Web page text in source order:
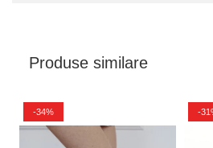
Produse similare
-34% -